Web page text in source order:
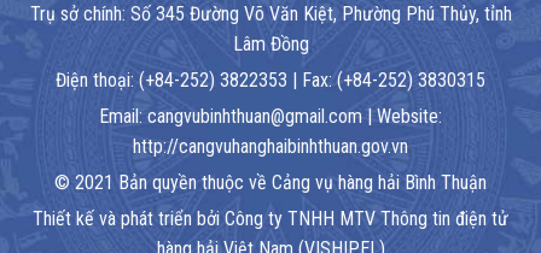
Trụ sở chính: Số 345 Đường Võ Văn Kiệt, Phường Phú Thủy, tỉnh
Lâm Đồng
Điện thoại: (+84-252) 3822353 | Fax: (+84-252) 3830315
Email: cangvubinhthuan@gmail.com | Website:
http://cangvuhanghaibinhthuan.gov.vn
© 2021 Bản quyền thuộc về Cảng vụ hàng hải Bình Thuận
Thiết kế và phát triển bởi Công ty TNHH MTV Thông tin điện tử